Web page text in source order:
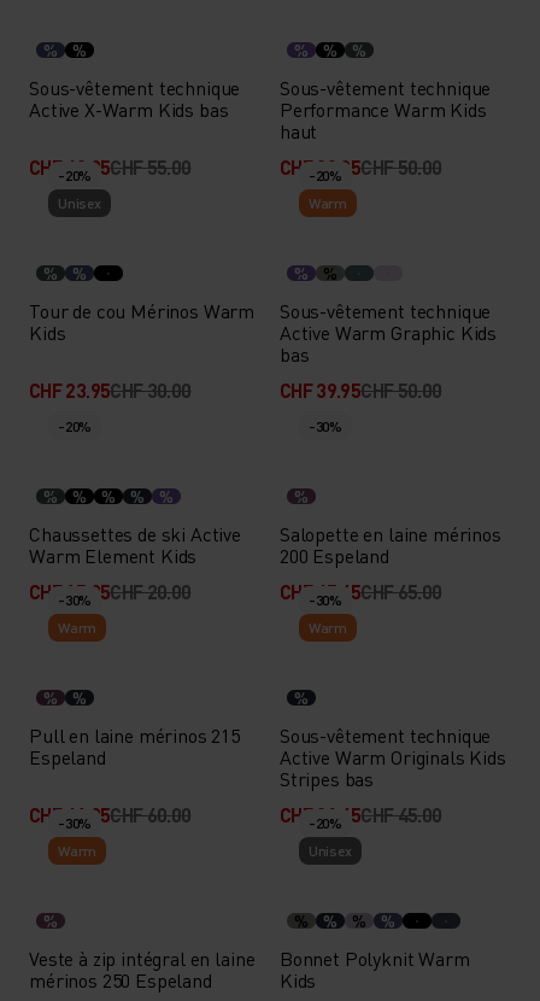
% %
Sous-vêtement technique
Active X-Warm Kids bas
CHF 43.95CHF 55.00
% % %
Sous-vêtement technique
Performance Warm Kids
haut
CHF 39.95CHF 50.00
-20%
Unisex
% %
Tour de cou Mérinos Warm
Kids
CHF 23.95CHF 30.00
-20%
Warm
% %
Sous-vêtement technique
Active Warm Graphic Kids
bas
CHF 39.95CHF 50.00
-20%
% % % % %
Chaussettes de ski Active
Warm Element Kids
CHF 15.95CHF 20.00
-30%
%
Salopette en laine mérinos
200 Espeland
CHF 45.45CHF 65.00
-30%
Warm
% %
Pull en laine mérinos 215
Espeland
CHF 41.95CHF 60.00
-30%
Warm
%
Sous-vêtement technique
Active Warm Originals Kids
Stripes bas
CHF 31.45CHF 45.00
-30%
Warm
%
Veste à zip intégral en laine
mérinos 250 Espeland
-20%
Unisex
% % % %
Bonnet Polyknit Warm
Kids